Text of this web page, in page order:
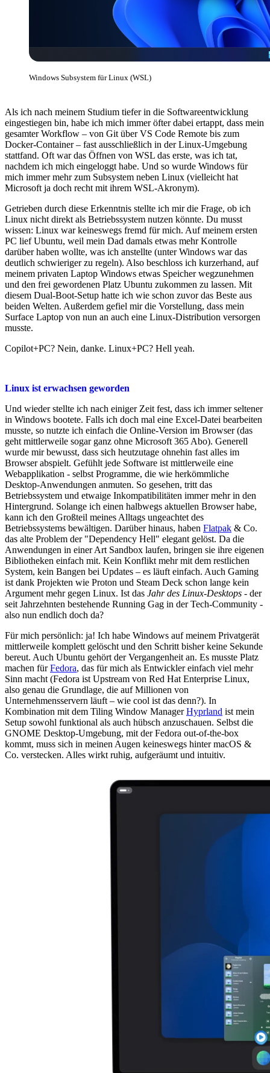
Windows Subsystem für Linux (WSL)
Als ich nach meinem Studium tiefer in die Softwareentwicklung
eingestiegen bin, habe ich mich immer öfter dabei ertappt, dass mein
gesamter Workflow – von Git über VS Code Remote bis zum
Docker-Container – fast ausschließlich in der Linux-Umgebung
stattfand. Oft war das Öffnen von WSL das erste, was ich tat,
nachdem ich mich eingeloggt habe. Und so wurde Windows für
mich immer mehr zum Subsystem neben Linux (vielleicht hat
Microsoft ja doch recht mit ihrem WSL-Akronym).
Getrieben durch diese Erkenntnis stellte ich mir die Frage, ob ich
Linux nicht direkt als Betriebssystem nutzen könnte. Du musst
wissen: Linux war keineswegs fremd für mich. Auf meinem ersten
PC lief Ubuntu, weil mein Dad damals etwas mehr Kontrolle
darüber haben wollte, was ich anstellte (unter Windows war das
deutlich schwieriger zu regeln). Also beschloss ich kurzerhand, auf
meinem privaten Laptop Windows etwas Speicher wegzunehmen
und den frei gewordenen Platz Ubuntu zukommen zu lassen. Mit
diesem Dual-Boot-Setup hatte ich wie schon zuvor das Beste aus
beiden Welten. Außerdem gefiel mir die Vorstellung, dass mein
Surface Laptop von nun an auch eine Linux-Distribution versorgen
musste.
Copilot+PC? Nein, danke. Linux+PC? Hell yeah.
Linux ist erwachsen geworden
Und wieder stellte ich nach einiger Zeit fest, dass ich immer seltener
in Windows bootete. Falls ich doch mal eine Excel-Datei bearbeiten
musste, so nutzte ich einfach die Online-Version im Browser (das
geht mittlerweile sogar ganz ohne Microsoft 365 Abo). Generell
wurde mir bewusst, dass sich heutzutage ohnehin fast alles im
Browser abspielt. Gefühlt jede Software ist mittlerweile eine
Webapplikation - selbst Programme, die wie herkömmliche
Desktop-Anwendungen anmuten. So gesehen, tritt das
Betriebssystem und etwaige Inkompatibilitäten immer mehr in den
Hintergrund. Solange ich einen halbwegs aktuellen Browser habe,
kann ich den Großteil meines Alltags ungeachtet des
Betriebssystems bewältigen. Darüber hinaus, haben Flatpak & Co.
das alte Problem der "Dependency Hell" elegant gelöst. Da die
Anwendungen in einer Art Sandbox laufen, bringen sie ihre eigenen
Bibliotheken einfach mit. Kein Konflikt mehr mit dem restlichen
System, kein Bangen bei Updates – es läuft einfach. Auch Gaming
ist dank Projekten wie Proton und Steam Deck schon lange kein
Argument mehr gegen Linux. Ist das Jahr des Linux-Desktops - der
seit Jahrzehnten bestehende Running Gag in der Tech-Community -
also nun endlich doch da?
Für mich persönlich: ja! Ich habe Windows auf meinem Privatgerät
mittlerweile komplett gelöscht und den Schritt bisher keine Sekunde
bereut. Auch Ubuntu gehört der Vergangenheit an. Es musste Platz
machen fürFedora, das für mich als Entwickler einfach viel mehr
Sinn macht (Fedora ist Upstream von Red Hat Enterprise Linux,
also genau die Grundlage, die auf Millionen von
Unternehmensservern läuft – wie cool ist das denn?). In
Kombination mit dem Tiling Window ManagerHyprland ist mein
Setup sowohl funktional als auch hübsch anzuschauen. Selbst die
GNOME Desktop-Umgebung, mit der Fedora out-of-the-box
kommt, muss sich in meinen Augen keineswegs hinter macOS &
Co. verstecken. Alles wirkt ruhig, aufgeräumt und intuitiv.